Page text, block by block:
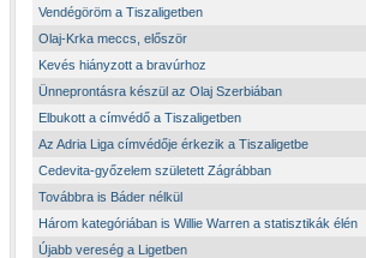
Vendégöröm a Tiszaligetben
Olaj-Krka meccs, először
Kevés hiányzott a bravúrhoz
Ünneprontásra készül az Olaj Szerbiában
Elbukott a címvédő a Tiszaligetben
Az Adria Liga címvédője érkezik a Tiszaligetbe
Cedevita-győzelem született Zágrábban
Továbbra is Báder nélkül
Három kategóriában is Willie Warren a statisztikák élén
Újabb vereség a Ligetben